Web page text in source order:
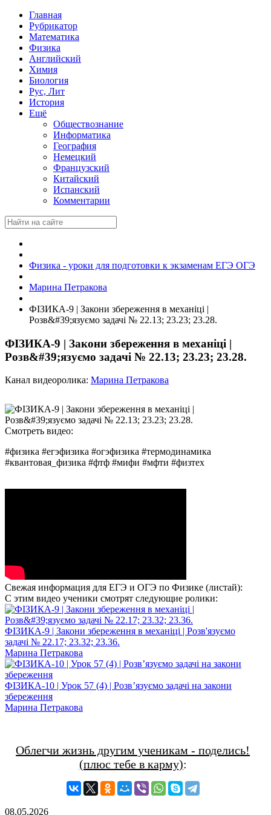
Главная
Рубрикатор
Математика
Физика
Английский
Химия
Биология
Рус, Лит
История
Ещё
Обществознание
Информатика
География
Немецкий
Французский
Китайский
Испанский
Комментарии
Физика - уроки для подготовки к экзаменам ЕГЭ ОГЭ
Марина Петракова
ФІЗИКА-9 | Закони збереження в механіці |
Розв&#39;язуємо задачі № 22.13; 23.23; 23.28.
ФІЗИКА-9 | Закони збереження в механіці |
Розв&#39;язуємо задачі № 22.13; 23.23; 23.28.
Канал видеоролика: Марина Петракова
Смотреть видео:
#физика #егэфизика #огэфизика #термодинамика
#квантовая_физика #фтф #мифи #мфти #физтех
Свежая информация для ЕГЭ и ОГЭ по Физике (листай):
С этим видео ученики смотрят следующие ролики:
ФІЗИКА-9 | Закони збереження в механіці | Розв'язуємо
задачі № 22.17; 23.32; 23.36.
Марина Петракова
ФІЗИКА-10 | Урок 57 (4) | Розв’язуємо задачі на закони
збереження
Марина Петракова
Облегчи жизнь другим ученикам - поделись!
(плюс тебе в карму):
08.05.2026